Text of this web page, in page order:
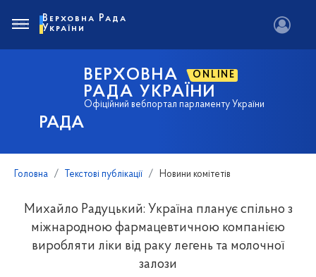
РАДА
ВЕРХОВНА ONLINE
РАДА УКРАЇНИ
Офіційний вебпортал парламенту України
Верховна Рада
України
Головна Текстові публікації Новини комітетів
Михайло Радуцький: Україна планує спільно з
міжнародною фармацевтичною компанією
виробляти ліки від раку легень та молочної
залози